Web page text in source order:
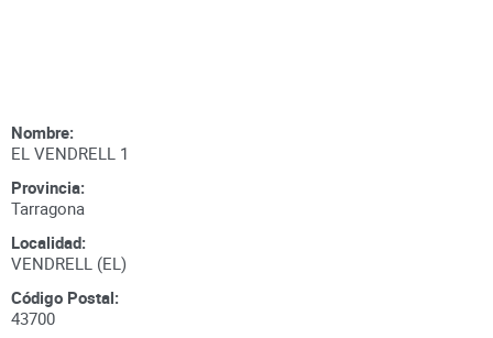
Nombre:
EL VENDRELL 1
Provincia:
Tarragona
Localidad:
VENDRELL (EL)
Código Postal:
43700